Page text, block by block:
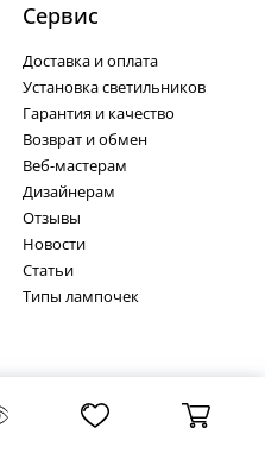
Cервис
Доставка и оплата
Установка светильников
Гарантия и качество
Возврат и обмен
Веб-мастерам
Дизайнерам
Отзывы
Новости
Статьи
Типы лампочек